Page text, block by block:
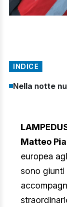
INDICE
Nella notte
Matteo
europea
sono giunti